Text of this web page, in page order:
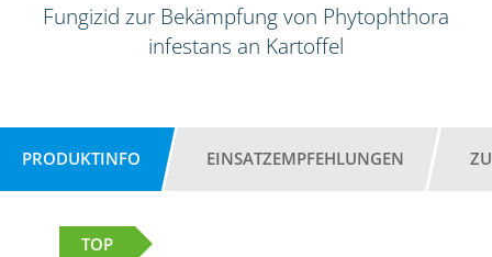
Fungizid zur Bekämpfung von Phytophthora
infestans an Kartoffel
PRODUKTINFO EINSATZEMPFEHLUNGEN
TOP